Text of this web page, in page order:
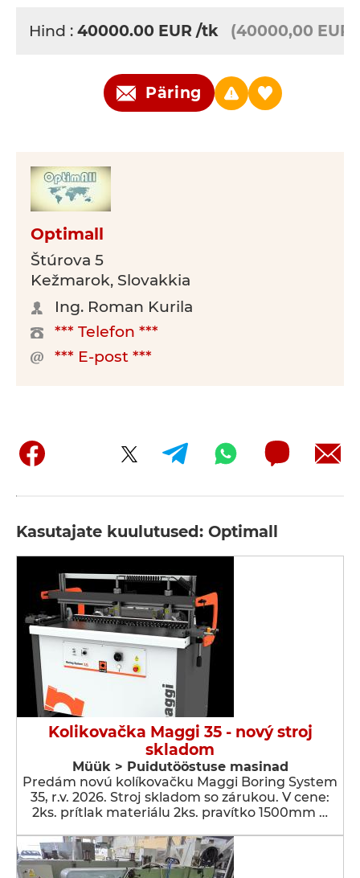
Hind : 40000.00 EUR /tk (40000,00 EUR)
Päring
Optimall
Štúrova 5
Kežmarok, Slovakkia
Ing. Roman Kurila
*** Telefon ***
*** E-post ***
Kasutajate kuulutused: Optimall
Kolikovačka Maggi 35 - nový stroj
skladom
Müük > Puidutööstuse masinad
Predám novú kolíkovačku Maggi Boring System
35, r.v. 2026. Stroj skladom so zárukou. V cene:
2ks. prítlak materiálu 2ks. pravítko 1500mm …